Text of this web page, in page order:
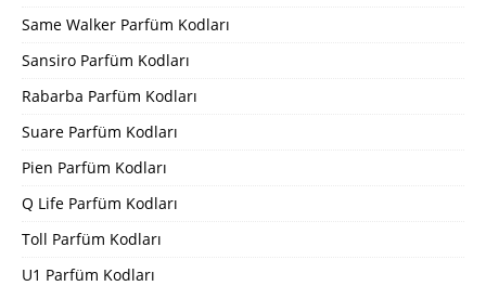
Same Walker Parfüm Kodları
Sansiro Parfüm Kodları
Rabarba Parfüm Kodları
Suare Parfüm Kodları
Pien Parfüm Kodları
Q Life Parfüm Kodları
Toll Parfüm Kodları
U1 Parfüm Kodları